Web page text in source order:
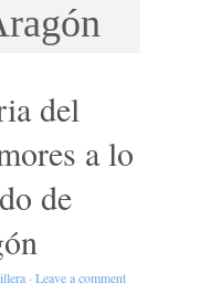
del
a lo
de
· Leave a comment